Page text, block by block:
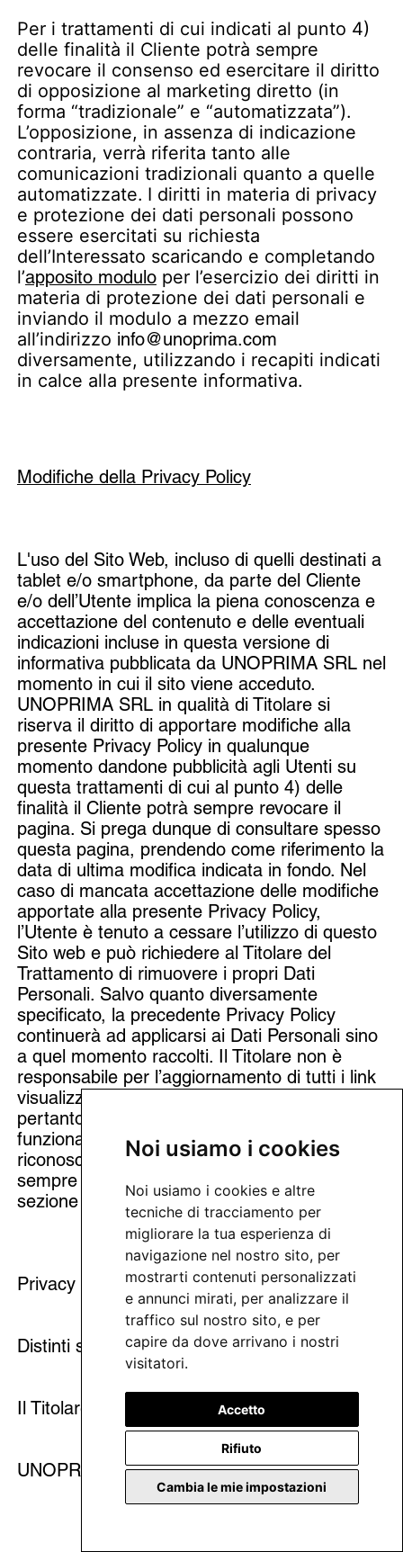
Noi usiamo i cookies
Noi usiamo i cookies e altre
tecniche di tracciamento per
migliorare la tua esperienza di
navigazione nel nostro sito, per
mostrarti contenuti personalizzati
e annunci mirati, per analizzare il
traffico sul nostro sito, e per
capire da dove arrivano i nostri
visitatori.
Accetto
Rifiuto
Cambia le mie impostazioni
Per i trattamenti di cui indicati al punto 4)
delle finalità il Cliente potrà sempre
revocare il consenso ed esercitare il diritto
di opposizione al marketing diretto (in
forma “tradizionale” e “automatizzata”).
L’opposizione, in assenza di indicazione
contraria, verrà riferita tanto alle
comunicazioni tradizionali quanto a quelle
automatizzate. I diritti in materia di privacy
e protezione dei dati personali possono
essere esercitati su richiesta
dell’Interessato scaricando e completando
l’apposito moduloper l’esercizio dei diritti in
materia di protezione dei dati personali e
inviando il modulo a mezzo email
all’indirizzo info@unoprima.com
diversamente, utilizzando i recapiti indicati
in calce alla presente informativa.
Modifiche della Privacy Policy
L'uso del Sito Web, incluso di quelli destinati a
tablet e/o smartphone, da parte del Cliente
e/o dell’Utente implica la piena conoscenza e
accettazione del contenuto e delle eventuali
indicazioni incluse in questa versione di
informativa pubblicata da UNOPRIMA SRL nel
momento in cui il sito viene acceduto.
UNOPRIMA SRL in qualità di Titolare si
riserva il diritto di apportare modifiche alla
presente Privacy Policy in qualunque
momento dandone pubblicità agli Utenti su
questa trattamenti di cui al punto 4) delle
finalità il Cliente potrà sempre revocare il
pagina. Si prega dunque di consultare spesso
questa pagina, prendendo come riferimento la
data di ultima modifica indicata in fondo. Nel
caso di mancata accettazione delle modifiche
apportate alla presente Privacy Policy,
l’Utente è tenuto a cessare l’utilizzo di questo
Sito web e può richiedere al Titolare del
Trattamento di rimuovere i propri Dati
Personali. Salvo quanto diversamente
specificato, la precedente Privacy Policy
continuerà ad applicarsi ai Dati Personali sino
a quel momento raccolti. Il Titolare non è
responsabile per l’aggiornamento di tutti i link
visualizzabili nella presente Privacy Policy,
pertanto ogni qualvolta un link non sia
funzionante e/o aggiornato, gli Utenti
riconoscono ed accettano che dovranno
sempre far riferimento al documento e/o
sezione dei siti internet richiamati da tale link.
Privacy Policy aggiornata a Luglio 2022
Distinti saluti​
Il Titolare del trattamento
UNOPRIMA SRL